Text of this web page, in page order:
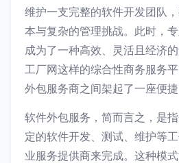
维护一支完整的软件开发团队
本与复杂的管理挑战。此时，
成为了一种高效、灵活且经济
工厂网这样的综合性商务服务
外包服务商之间架起了一座便捷
软件外包服务，简而言之，是
定的软件开发、测试、维护等
业服务提供商来完成。这种模